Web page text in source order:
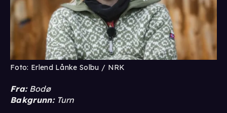
Foto: Erlend Lånke Solbu / NRK
Fra:Bodø
Bakgrunn: Turn